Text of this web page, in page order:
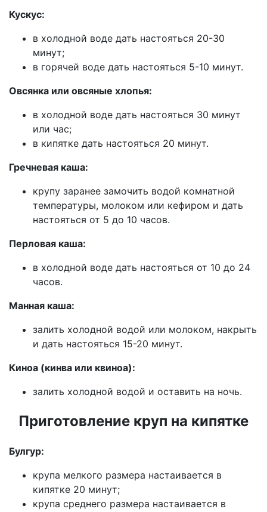
Кускус:
в холодной воде дать настояться 20-30
минут;
в горячей воде дать настояться 5-10 минут.
Овсянка или овсяные хлопья:
в холодной воде дать настояться 30 минут
или час;
в кипятке дать настояться 20 минут.
Гречневая каша:
крупу заранее замочить водой комнатной
температуры, молоком или кефиром и дать
настояться от 5 до 10 часов.
Перловая каша:
в холодной воде дать настояться от 10 до 24
часов.
Манная каша:
залить холодной водой или молоком, накрыть
и дать настояться 15-20 минут.
Киноа (кинва или квиноа):
залить холодной водой и оставить на ночь.
Приготовление круп на кипятке
Булгур:
крупа мелкого размера настаивается в
кипятке 20 минут;
крупа среднего размера настаивается в